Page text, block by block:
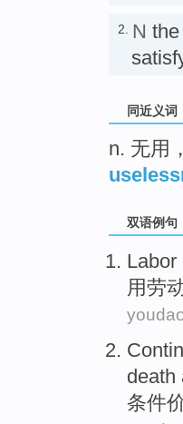
2. N
同近义词
n. 无用
双语例句
Labor
用劳
death
条件